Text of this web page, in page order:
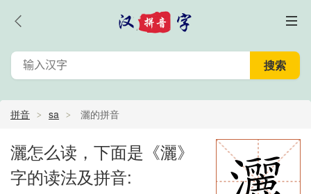
拼音 sa 灑的拼音
灑怎么读，下面是《灑》
字的读法及拼音: